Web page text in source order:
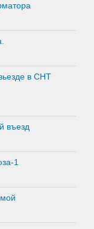
в СНТ
въезд
1